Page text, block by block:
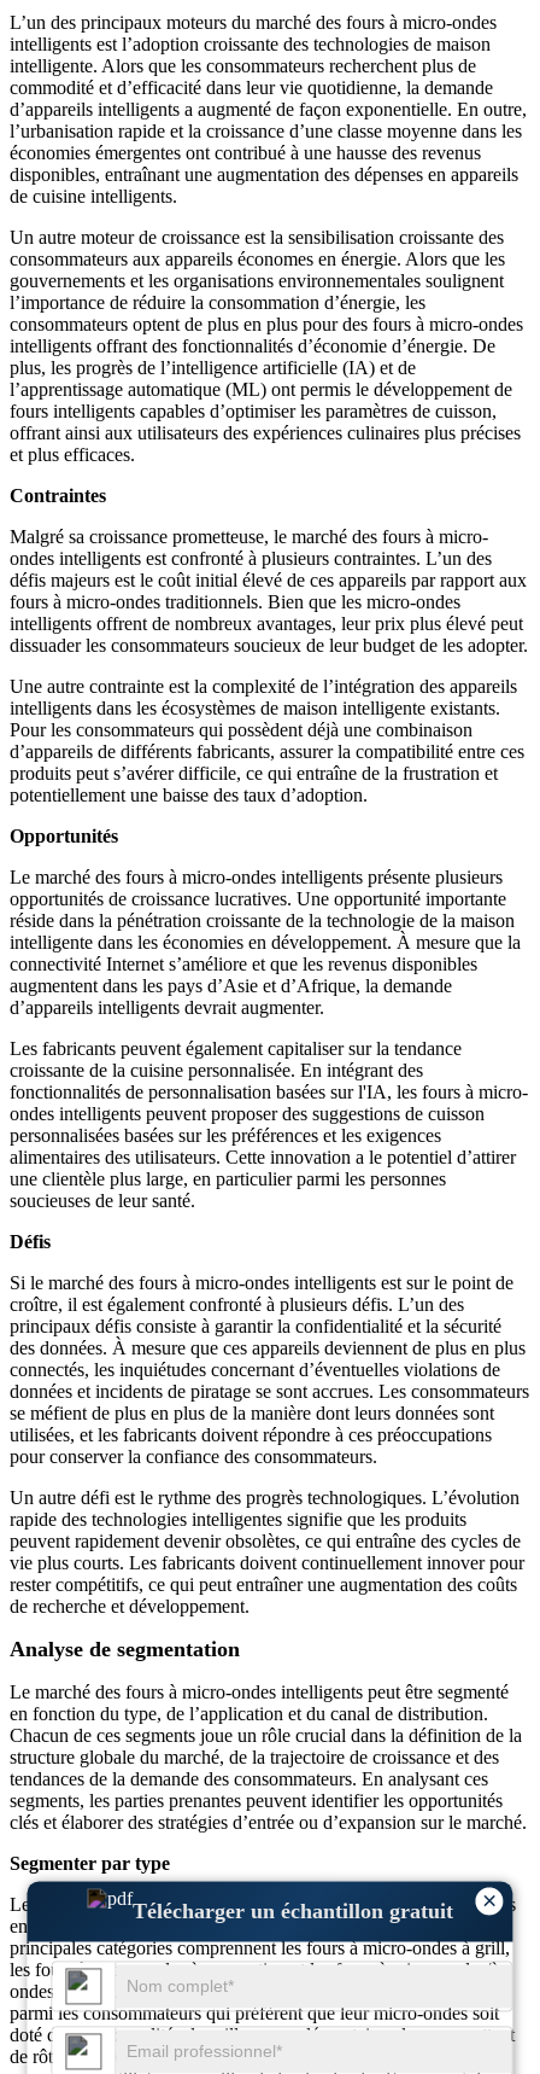
×
Télécharger un échantillon gratuit
L’un des principaux moteurs du marché des fours à micro-ondes
intelligents est l’adoption croissante des technologies de maison
intelligente. Alors que les consommateurs recherchent plus de
commodité et d’efficacité dans leur vie quotidienne, la demande
d’appareils intelligents a augmenté de façon exponentielle. En outre,
l’urbanisation rapide et la croissance d’une classe moyenne dans les
économies émergentes ont contribué à une hausse des revenus
disponibles, entraînant une augmentation des dépenses en appareils
de cuisine intelligents.
Un autre moteur de croissance est la sensibilisation croissante des
consommateurs aux appareils économes en énergie. Alors que les
gouvernements et les organisations environnementales soulignent
l’importance de réduire la consommation d’énergie, les
consommateurs optent de plus en plus pour des fours à micro-ondes
intelligents offrant des fonctionnalités d’économie d’énergie. De
plus, les progrès de l’intelligence artificielle (IA) et de
l’apprentissage automatique (ML) ont permis le développement de
fours intelligents capables d’optimiser les paramètres de cuisson,
offrant ainsi aux utilisateurs des expériences culinaires plus précises
et plus efficaces.
Contraintes
Malgré sa croissance prometteuse, le marché des fours à micro-
ondes intelligents est confronté à plusieurs contraintes. L’un des
défis majeurs est le coût initial élevé de ces appareils par rapport aux
fours à micro-ondes traditionnels. Bien que les micro-ondes
intelligents offrent de nombreux avantages, leur prix plus élevé peut
dissuader les consommateurs soucieux de leur budget de les adopter.
Une autre contrainte est la complexité de l’intégration des appareils
intelligents dans les écosystèmes de maison intelligente existants.
Pour les consommateurs qui possèdent déjà une combinaison
d’appareils de différents fabricants, assurer la compatibilité entre ces
produits peut s’avérer difficile, ce qui entraîne de la frustration et
potentiellement une baisse des taux d’adoption.
Opportunités
Le marché des fours à micro-ondes intelligents présente plusieurs
opportunités de croissance lucratives. Une opportunité importante
réside dans la pénétration croissante de la technologie de la maison
intelligente dans les économies en développement. À mesure que la
connectivité Internet s’améliore et que les revenus disponibles
augmentent dans les pays d’Asie et d’Afrique, la demande
d’appareils intelligents devrait augmenter.
Les fabricants peuvent également capitaliser sur la tendance
croissante de la cuisine personnalisée. En intégrant des
fonctionnalités de personnalisation basées sur l'IA, les fours à micro-
ondes intelligents peuvent proposer des suggestions de cuisson
personnalisées basées sur les préférences et les exigences
alimentaires des utilisateurs. Cette innovation a le potentiel d’attirer
une clientèle plus large, en particulier parmi les personnes
soucieuses de leur santé.
Défis
Si le marché des fours à micro-ondes intelligents est sur le point de
croître, il est également confronté à plusieurs défis. L’un des
principaux défis consiste à garantir la confidentialité et la sécurité
des données. À mesure que ces appareils deviennent de plus en plus
connectés, les inquiétudes concernant d’éventuelles violations de
données et incidents de piratage se sont accrues. Les consommateurs
se méfient de plus en plus de la manière dont leurs données sont
utilisées, et les fabricants doivent répondre à ces préoccupations
pour conserver la confiance des consommateurs.
Un autre défi est le rythme des progrès technologiques. L’évolution
rapide des technologies intelligentes signifie que les produits
peuvent rapidement devenir obsolètes, ce qui entraîne des cycles de
vie plus courts. Les fabricants doivent continuellement innover pour
rester compétitifs, ce qui peut entraîner une augmentation des coûts
de recherche et développement.
Analyse de segmentation
Le marché des fours à micro-ondes intelligents peut être segmenté
en fonction du type, de l’application et du canal de distribution.
Chacun de ces segments joue un rôle crucial dans la définition de la
structure globale du marché, de la trajectoire de croissance et des
tendances de la demande des consommateurs. En analysant ces
segments, les parties prenantes peuvent identifier les opportunités
clés et élaborer des stratégies d’entrée ou d’expansion sur le marché.
Segmenter par type
Les fours à micro-ondes intelligents sont classés en différents types
en fonction de leur fonctionnalité et de leur conception. Les
principales catégories comprennent les fours à micro-ondes à grill,
les fours à micro-ondes à convection et les fours à micro-ondes/à
ondes lumineuses. Les fours à micro-ondes grill sont populaires
parmi les consommateurs qui préfèrent que leur micro-ondes soit
doté de fonctionnalités de grillage supplémentaires, leur permettant
de rôtir et de rendre croustillants les aliments. Ces fours sont